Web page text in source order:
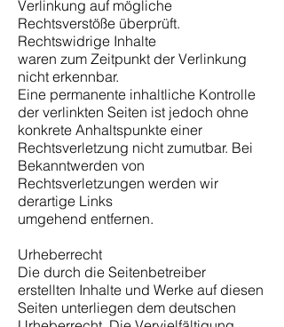
Verlinkung auf mögliche
Rechtsverstöße überprüft.
Rechtswidrige Inhalte
waren zum Zeitpunkt der Verlinkung
nicht erkennbar.
Eine permanente inhaltliche Kontrolle
der verlinkten Seiten ist jedoch ohne
konkrete Anhaltspunkte einer
Rechtsverletzung nicht zumutbar. Bei
Bekanntwerden von
Rechtsverletzungen werden wir
derartige Links
umgehend entfernen.
Urheberrecht
Die durch die Seitenbetreiber
erstellten Inhalte und Werke auf diesen
Seiten unterliegen dem deutschen